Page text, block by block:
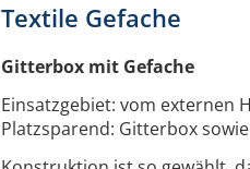
Textile Gefache
Gitterbox mit Gefache
Einsatzgebiet: vom externen
Platzsparend: Gitterbox